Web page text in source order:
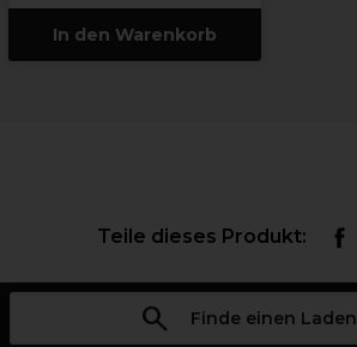
In den Warenkorb
Teile dieses Produkt:
Finde einen Laden